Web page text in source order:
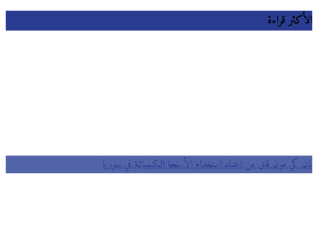
الأكثر قراءة
بان كي مون قلق من اعتياد استخدام الأسلحة الكيميائية في سوريا